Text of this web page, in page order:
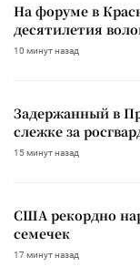
На форуме в
десятилетия
10 минут назад
Задержанный в
слежке за
15 минут назад
США рекордно
семечек
17 минут назад